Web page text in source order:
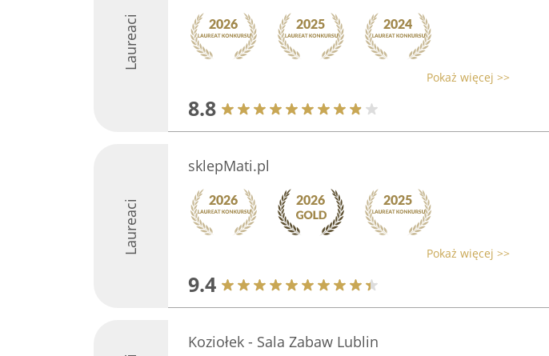
Laureaci
Pokaż więcej >>
8.8
Laureaci
sklepMati.pl
Pokaż więcej >>
9.4
Koziołek - Sala Zabaw Lublin